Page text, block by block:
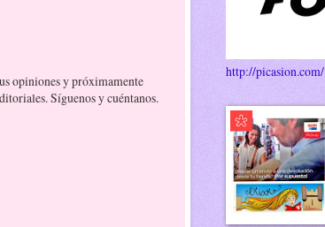
opiniones y próximamente
Síguenos y cuéntanos.
http://picasion.com/